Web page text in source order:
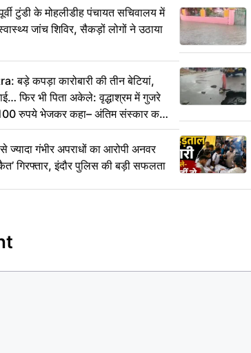
टुंडी के मोहलीडीह पंचायत सचिवालय में
जांच शिविर, सैकड़ों लोगों ने उठाया
बड़े कपड़ा कारोबारी की तीन बेटियां,
फिर भी पिता अकेले: वृद्धाश्रम में गुजरे
रुपये भेजकर कहा– अंतिम संस्कार कर
आ पाएंगे
गंभीर अपराधों का आरोपी अनवर
गिरफ्तार, इंदौर पुलिस की बड़ी सफलता